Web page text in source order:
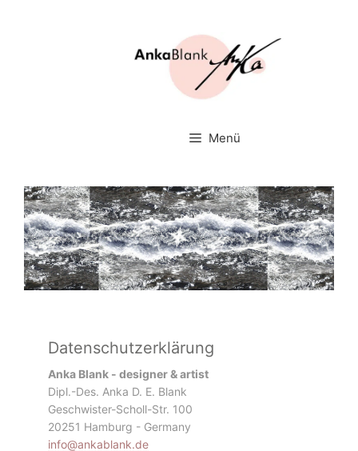
Menü
Datenschutzerklärung
Anka Blank - designer & artist
Dipl.-Des. Anka D. E. Blank
Geschwister-Scholl-Str. 100
20251 Hamburg - Germany
info@ankablank.de